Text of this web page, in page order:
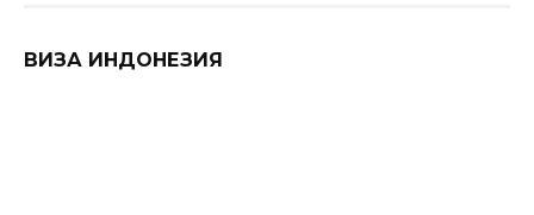
ВИЗА ИНДОНЕЗИЯ